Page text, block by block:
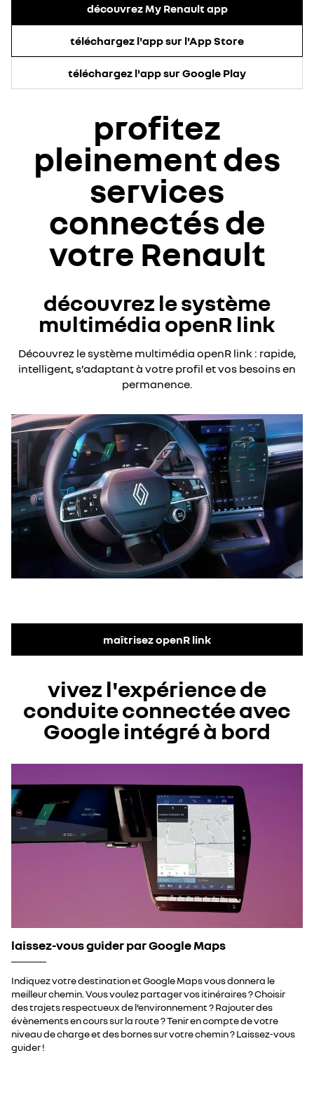
découvrez My Renault app
téléchargez l'app sur l'App Store
téléchargez l'app sur Google Play
profitez
pleinement des
services
connectés de
votre Renault
découvrez le système
multimédia openR link
Découvrez le système multimédia openR link : rapide,
intelligent, s’adaptant à votre profil et vos besoins en
permanence.
maîtrisez openR link
vivez l'expérience de
conduite connectée avec
Google intégré à bord
laissez-vous guider par Google Maps
Indiquez votre destination et Google Maps vous donnera le
meilleur chemin. Vous voulez partager vos itinéraires ? Choisir
des trajets respectueux de l’environnement ? Rajouter des
évènements en cours sur la route ? Tenir en compte de votre
niveau de charge et des bornes sur votre chemin ? Laissez-vous
guider !​